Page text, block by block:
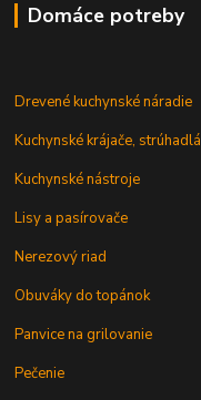
Domáce potreby
Drevené kuchynské náradie
Kuchynské krájače, strúhadlá
Kuchynské nástroje
Lisy a pasírovače
Nerezový riad
Obuváky do topánok
Panvice na grilovanie
Pečenie